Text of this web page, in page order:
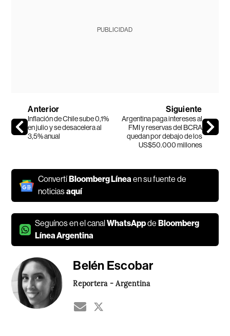
PUBLICIDAD
Anterior
Inflación de Chile sube 0,1%
en julio y se desacelera al
3,5% anual
Siguiente
Argentina paga intereses al
FMI y reservas del BCRA
quedan por debajo de los
US$50.000 millones
ConvertíBloomberg Líneaen su fuente de
noticiasaquí
Seguínos en el canalWhatsAppdeBloomberg
Línea Argentina
Belén Escobar
Reportera - Argentina